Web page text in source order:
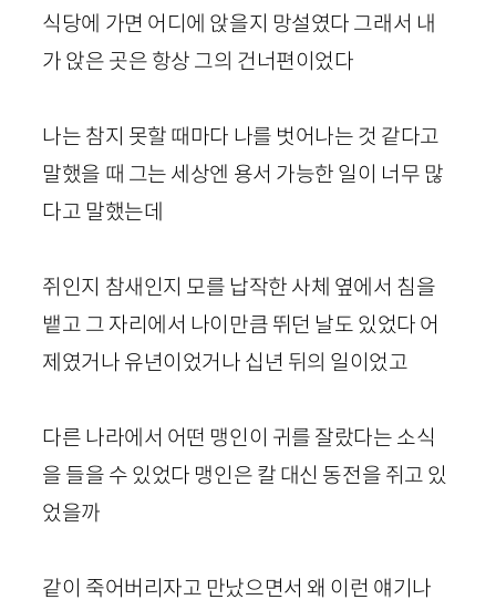
식당에 가면 어디에 앉을지 망설였다 그래서 내
가 앉은 곳은 항상 그의 건너편이었다
나는 참지 못할 때마다 나를 벗어나는 것 같다고
말했을 때 그는 세상엔 용서 가능한 일이 너무 많
다고 말했는데
쥐인지 참새인지 모를 납작한 사체 옆에서 침을
뱉고 그 자리에서 나이만큼 뛰던 날도 있었다 어
제였거나 유년이었거나 십년 뒤의 일이었고
다른 나라에서 어떤 맹인이 귀를 잘랐다는 소식
을 들을 수 있었다 맹인은 칼 대신 동전을 쥐고 있
었을까
같이 죽어버리자고 만났으면서 왜 이런 얘기나